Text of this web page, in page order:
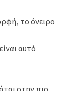
το όνειρο
αυτό
στην πιο